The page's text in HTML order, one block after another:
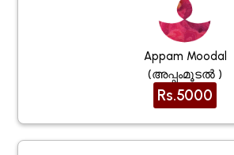
Appam Moodal
(അപ്പംമൂടൽ )
Rs.5000